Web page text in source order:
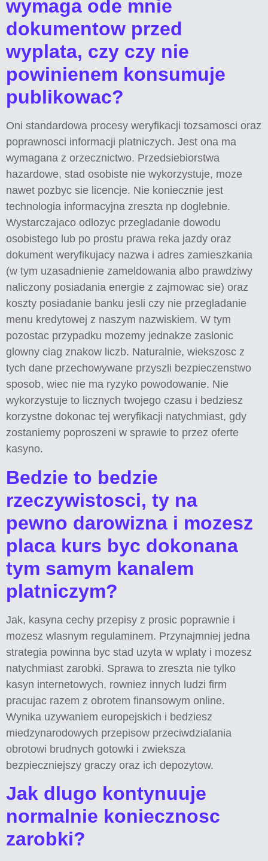
wymaga ode mnie
dokumentow przed
wyplata, czy czy nie
powinienem konsumuje
publikowac?
Oni standardowa procesy weryfikacji tozsamosci oraz
poprawnosci informacji platniczych. Jest ona ma
wymagana z orzecznictwo. Przedsiebiorstwa
hazardowe, stad osobiste nie wykorzystuje, moze
nawet pozbyc sie licencje. Nie koniecznie jest
technologia informacyjna zreszta np doglebnie.
Wystarczajaco odlozyc przegladanie dowodu
osobistego lub po prostu prawa reka jazdy oraz
dokument weryfikujacy nazwa i adres zamieszkania
(w tym uzasadnienie zameldowania albo prawdziwy
naliczony posiadania energie z zajmowac sie) oraz
koszty posiadanie banku jesli czy nie przegladanie
menu kredytowej z naszym nazwiskiem. W tym
pozostac przypadku mozemy jednakze zaslonic
glowny ciag znakow liczb. Naturalnie, wiekszosc z
tych dane przechowywane przyszli bezpieczenstwo
sposob, wiec nie ma ryzyko powodowanie. Nie
wykorzystuje to licznych twojego czasu i bedziesz
korzystne dokonac tej weryfikacji natychmiast, gdy
zostaniemy poproszeni w sprawie to przez oferte
kasyno.
Bedzie to bedzie
rzeczywistosci, ty na
pewno darowizna i mozesz
placa kurs byc dokonana
tym samym kanalem
platniczym?
Jak, kasyna cechy przepisy z prosic poprawnie i
mozesz wlasnym regulaminem. Przynajmniej jedna
strategia powinna byc stad uzyta w wplaty i mozesz
natychmiast zarobki. Sprawa to zreszta nie tylko
kasyn internetowych, rowniez innych ludzi firm
pracujac razem z obrotem finansowym online.
Wynika uzywaniem europejskich i bedziesz
miedzynarodowych przepisow przeciwdzialania
obrotowi brudnych gotowki i zwieksza
bezpieczniejszy graczy oraz ich depozytow.
Jak dlugo kontynuuje
normalnie koniecznosc
zarobki?